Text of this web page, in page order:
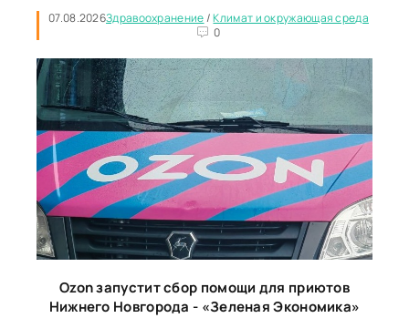
07.08.2026Здравоохранение/Климат и окружающая среда
0
Ozon запустит сбор помощи для приютов
Нижнего Новгорода - «Зеленая Экономика»